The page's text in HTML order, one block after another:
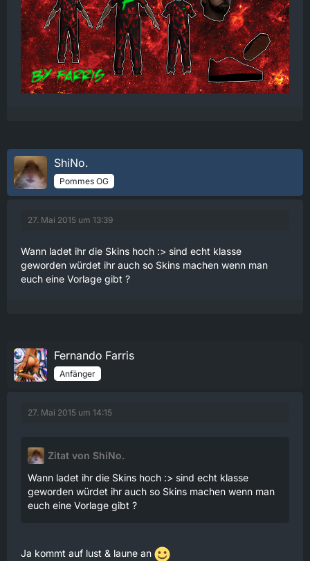
ShiNo.
Pommes OG
27. Mai 2015 um 13:39
Wann ladet ihr die Skins hoch :> sind echt klasse
geworden würdet ihr auch so Skins machen wenn man
euch eine Vorlage gibt ?
Fernando Farris
Anfänger
27. Mai 2015 um 14:15
Zitat von ShiNo.
Wann ladet ihr die Skins hoch :> sind echt klasse
geworden würdet ihr auch so Skins machen wenn man
euch eine Vorlage gibt ?
Ja kommt auf lust & laune an